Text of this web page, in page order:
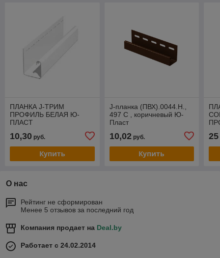
ПЛАНКА J-ТРИМ
ПРОФИЛЬ БЕЛАЯ Ю-
ПЛАСТ
10,30 руб.
Купить
J-планка (ПВХ).0044.Н.,
497 С , коричневый Ю-
Пласт
10,02руб.
Купить
25
О нас
Рейтинг не сформирован
Менее 5 отзывов за последний год
Компания продает на Deal.by
Работает с 24.02.2014